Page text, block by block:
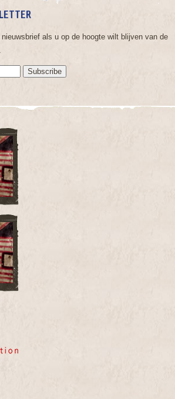
als u op de hoogte wilt blijven van de